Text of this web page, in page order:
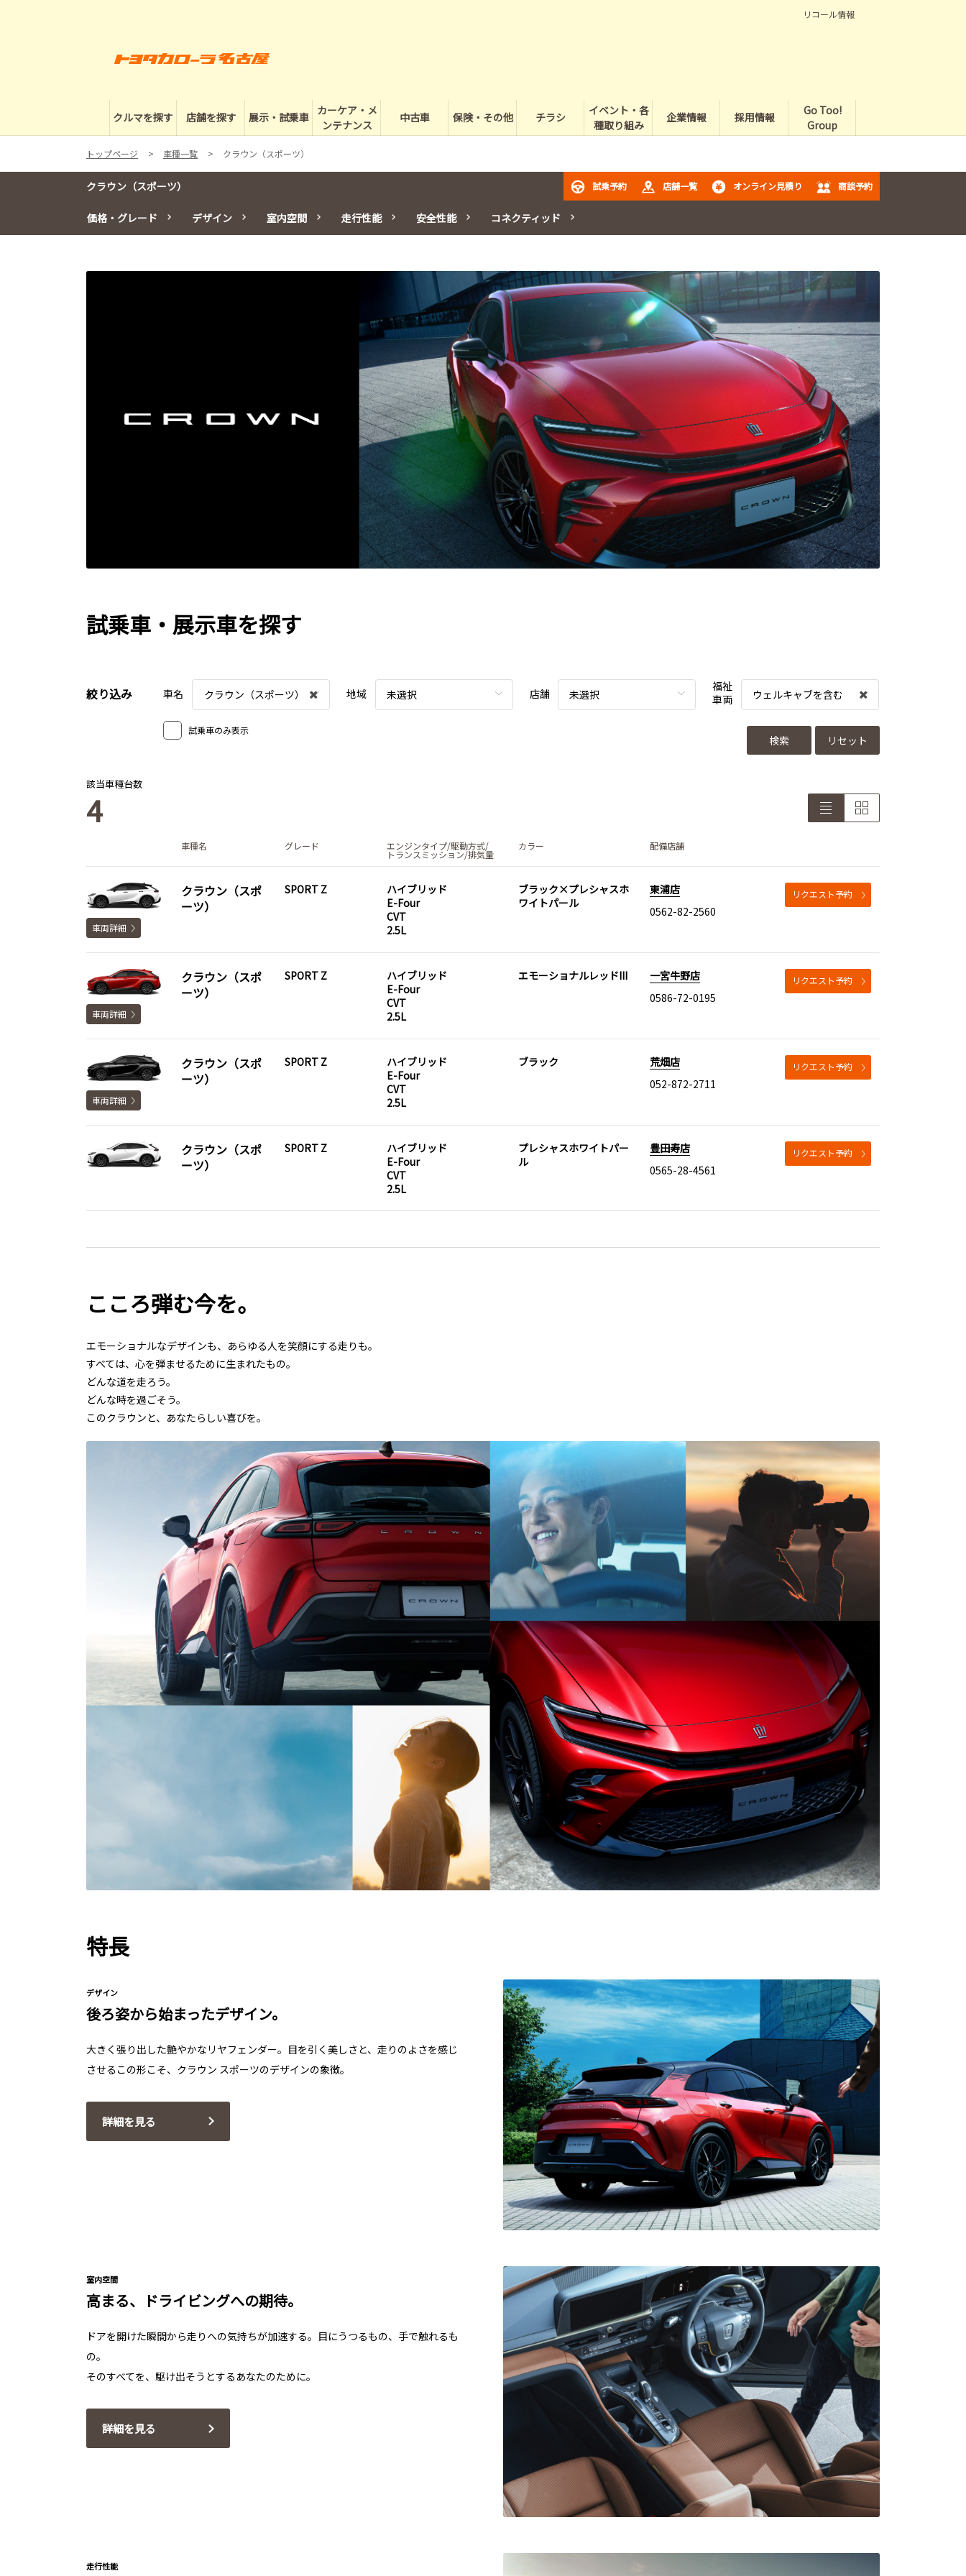
クルマを探す 店舗を探す 展示・試乗車 カーケア・メ
ンテナンス
中古車 保険・その他 チラシ
イベント・各
種取り組み
企業情報 採用情報
Go Too!
Group
リコール情報
トップページ 車種一覧 クラウン（スポーツ）
クラウン（スポーツ） 試乗予約 店舗一覧 オンライン見積り 商談予約
価格・グレード デザイン 室内空間 走行性能 安全性能 コネクティッド
試乗車・展示車を探す
絞り込み 車名 クラウン（スポーツ） 地域 未選択 店舗 未選択
福祉
車両
ウェルキャブを含む
試乗車のみ表示
検索 リセット
該当車種台数
4
車種名 グレード エンジンタイプ/駆動方式/
トランスミッション/排気量
カラー 配備店舗
クラウン（スポ
ーツ）
車両詳細
SPORT Z
ハイブリッド
E-Four
CVT
2.5L
ブラック×プレシャスホ
ワイトパール
東浦店
0562-82-2560
リクエスト予約
クラウン（スポ
ーツ）
車両詳細
SPORT Z
ハイブリッド
E-Four
CVT
2.5L
エモーショナルレッドIII
一宮牛野店
0586-72-0195
リクエスト予約
クラウン（スポ
ーツ）
車両詳細
SPORT Z
ハイブリッド
E-Four
CVT
2.5L
ブラック
荒畑店
052-872-2711
リクエスト予約
クラウン（スポ
ーツ）
SPORT Z
ハイブリッド
E-Four
CVT
2.5L
プレシャスホワイトパー
ル
豊田寿店
0565-28-4561
リクエスト予約
こころ弾む今を。
エモーショナルなデザインも、あらゆる人を笑顔にする走りも。
すべては、心を弾ませるために生まれたもの。
どんな道を走ろう。
どんな時を過ごそう。
このクラウンと、あなたらしい喜びを。
特長
デザイン
後ろ姿から始まったデザイン。
大きく張り出した艶やかなリヤフェンダー。目を引く美しさと、走りのよさを感じ
させるこの形こそ、クラウン スポーツのデザインの象徴。
詳細を見る
室内空間
高まる、ドライビングへの期待。
ドアを開けた瞬間から走りへの気持ちが加速する。目にうつるもの、手で触れるも
の。
そのすべてを、駆け出そうとするあなたのために。
詳細を見る
走行性能